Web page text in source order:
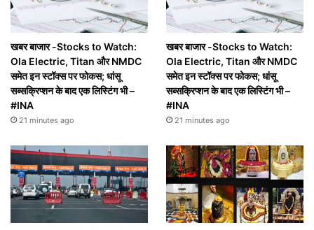
खबर बाजार -Stocks to Watch:
Ola Electric, Titan और NMDC
समेत इन स्टॉक्स पर फोकस; धांसू
सब्सक्रिप्शन के बाद एक लिस्टिंग भी –
#INA
21 minutes ago
खबर बाजार -Stocks to Watch:
Ola Electric, Titan और NMDC
समेत इन स्टॉक्स पर फोकस; धांसू
सब्सक्रिप्शन के बाद एक लिस्टिंग भी –
#INA
21 minutes ago